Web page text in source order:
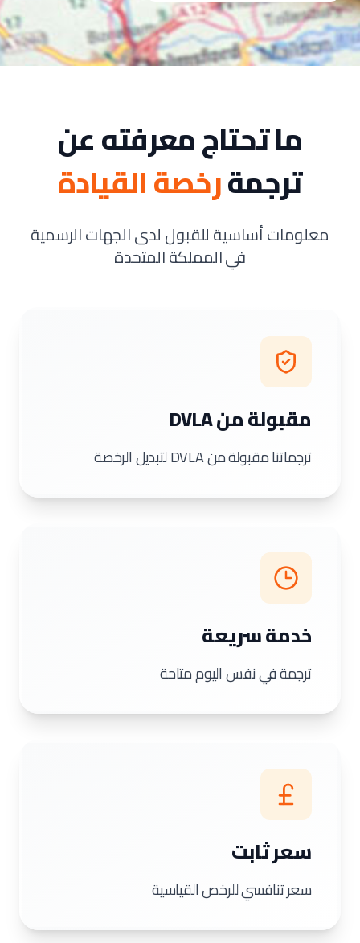
ما تحتاج معرفته عن
ترجمةرخصة القيادة
معلومات أساسية للقبول لدى الجهات الرسمية
في المملكة المتحدة
مقبولة من DVLA
ترجماتنا مقبولة من DVLA لتبديل الرخصة
خدمة سريعة
ترجمة في نفس اليوم متاحة
سعر ثابت
سعر تنافسي للرخص القياسية